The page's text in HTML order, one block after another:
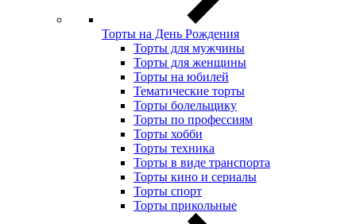
Торты на День Рождения
Торты для мужчины
Торты для женщины
Торты на юбилей
Тематические торты
Торты болельщику
Торты по профессиям
Торты хобби
Торты техника
Торты в виде транспорта
Торты кино и сериалы
Торты спорт
Торты прикольные